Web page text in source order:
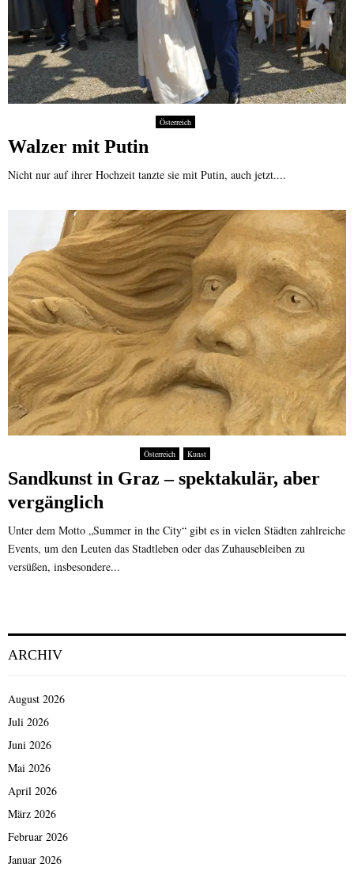
Österreich
Walzer mit Putin
Nicht nur auf ihrer Hochzeit tanzte sie mit Putin, auch jetzt....
Österreich Kunst
Sandkunst in Graz – spektakulär, aber
vergänglich
Unter dem Motto „Summer in the City“ gibt es in vielen Städten zahlreiche
Events, um den Leuten das Stadtleben oder das Zuhausebleiben zu
versüßen, insbesondere...
ARCHIV
August 2026
Juli 2026
Juni 2026
Mai 2026
April 2026
März 2026
Februar 2026
Januar 2026